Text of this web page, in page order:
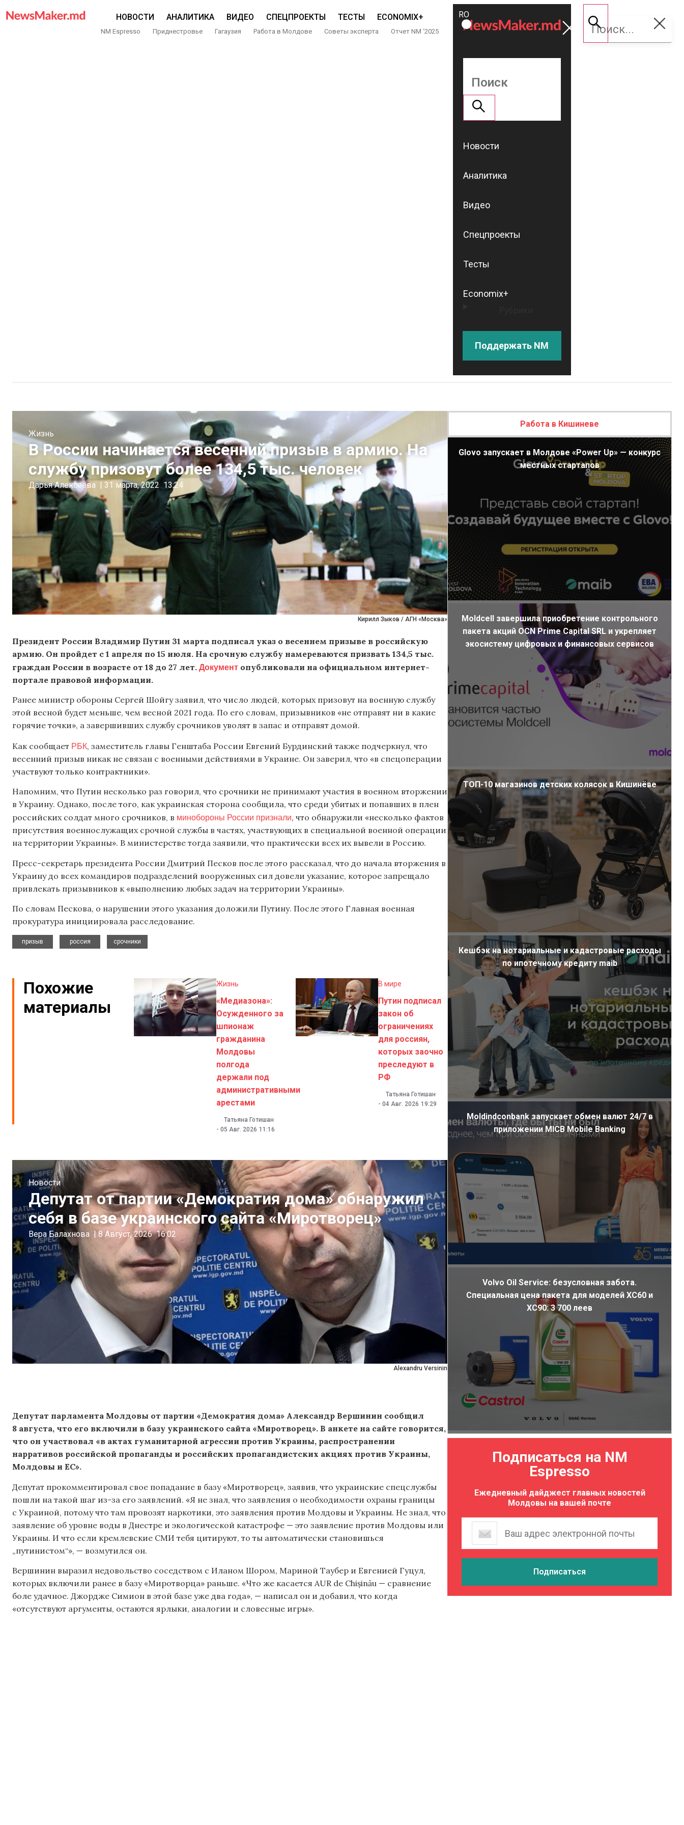
НОВОСТИ АНАЛИТИКА ВИДЕО СПЕЦПРОЕКТЫ ТЕСТЫ ECONOMIX+
NM Espresso Приднестровье Гагаузия Работа в Молдове Советы эксперта Отчет NM ‘2025
ROMÂNĂ
RU
Поддержать
NM
Новости
Аналитика
Видео
Спецпроекты
Тесты
Economix+
Поддержать NM
Кирилл Зыков / АГН «Москва»
Жизнь
В России начинается весенний призыв в армию. На
службу призовут более 134,5 тыс. человек
Дарья Алексеева | 31 марта, 2022 13:24
Президент России Владимир Путин 31 марта подписал указ о весеннем призыве в российскую
армию. Он пройдет с 1 апреля по 15 июля. На срочную службу намереваются призвать 134,5 тыс.
граждан России в возрасте от 18 до 27 лет. Документ опубликовали на официальном интернет-
портале правовой информации.
Ранее министр обороны Сергей Шойгу заявил, что число людей, которых призовут на военную службу
этой весной будет меньше, чем весной 2021 года. По его словам, призывников «не отправят ни в какие
горячие точки», а завершивших службу срочников уволят в запас и отправят домой.
Как сообщает РБК, заместитель главы Генштаба России Евгений Бурдинский также подчеркнул, что
весенний призыв никак не связан с военными действиями в Украине. Он заверил, что «в спецоперации
участвуют только контрактники».
Напомним, что Путин несколько раз говорил, что срочники не принимают участия в военном вторжении
в Украину. Однако, после того, как украинская сторона сообщила, что среди убитых и попавших в плен
российских солдат много срочников, в минобороны России признали, что обнаружили «несколько фактов
присутствия военнослужащих срочной службы в частях, участвующих в специальной военной операции
на территории Украины». В министерстве тогда заявили, что практически всех их вывели в Россию.
Пресс-секретарь президента России Дмитрий Песков после этого рассказал, что до начала вторжения в
Украину до всех командиров подразделений вооруженных сил довели указание, которое запрещало
привлекать призывников к «выполнению любых задач на территории Украины».
По словам Пескова, о нарушении этого указания доложили Путину. После этого Главная военная
прокуратура инициировала расследование.
призыв
россия
срочники
Похожие
материалы
Жизнь
«Медиазона»:
Осужденного за
шпионаж
гражданина
Молдовы
полгода
держали под
административными
арестами
Татьяна Готишан
- 05 Авг. 2026 11:16
В мире
Путин подписал
закон об
ограничениях
для россиян,
которых заочно
преследуют в
РФ
Татьяна Готишан
- 04 Авг. 2026 19:29
Alexandru Versinin
Новости
Депутат от партии «Демократия дома» обнаружил
себя в базе украинского сайта «Миротворец»
Вера Балахнова 8 Август, 2026 16:02
Депутат парламента Молдовы от партии «Демократия дома» Александр Вершинин сообщил
8 августа, что его включили в базу украинского сайта «Миротворец». В анкете на сайте говорится,
что он участвовал «в актах гуманитарной агрессии против Украины, распространении
нарративов российской пропаганды и российских пропагандистских акциях против Украины,
Молдовы и ЕС».
Депутат прокомментировал свое попадание в базу «Миротворец», заявив, что украинские спецслужбы
пошли на такой шаг из-за его заявлений. «Я не знал, что заявления о необходимости охраны границы
с Украиной, потому что там провозят наркотики, это заявления против Молдовы и Украины. Не знал, что
заявление об уровне воды в Днестре и экологической катастрофе — это заявление против Молдовы или
Украины. И что если кремлевские СМИ тебя цитируют, то ты автоматически становишься
„путинистом“», — возмутился он.
Вершинин выразил недовольство соседством с Иланом Шором, Мариной Таубер и Евгенией Гуцул,
которых включили ранее в базу «Миротворца» раньше. «Что же касается AUR de Chișinău — сравнение
боле удачное. Джордже Симион в этой базе уже два года», — написал он и добавил, что когда
«отсутствуют аргументы, остаются ярлыки, аналогии и словесные игры».
Работа в Кишиневе
Glovo запускает в Молдове «Power Up» — конкурс
местных стартапов
Moldcell завершила приобретение контрольного
пакета акций OCN Prime Capital SRL и укрепляет
экосистему цифровых и финансовых сервисов
ТОП-10 магазинов детских колясок в Кишинёве
Кешбэк на нотариальные и кадастровые расходы
по ипотечному кредиту maib
Moldindconbank запускает обмен валют 24/7 в
приложении MICB Mobile Banking
Volvo Oil Service: безусловная забота.
Специальная цена пакета для моделей XC60 и
XC90: 3 700 леев
Подписаться на NM
Espresso
Ежедневный дайджест главных новостей
Молдовы на вашей почте